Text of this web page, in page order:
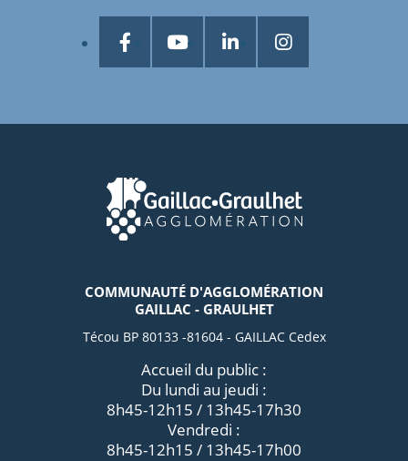
COMMUNAUTÉ D'AGGLOMÉRATION
GAILLAC - GRAULHET
Técou BP 80133 -81604 - GAILLAC Cedex
Accueil du public :
Du lundi au jeudi :
8h45-12h15 / 13h45-17h30
Vendredi :
8h45-12h15 / 13h45-17h00